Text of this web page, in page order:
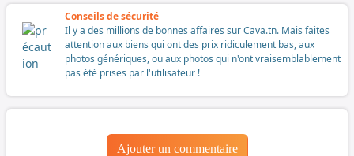
Conseils de sécurité
Il y a des millions de bonnes affaires sur Cava.tn. Mais faites
attention aux biens qui ont des prix ridiculement bas, aux
photos génériques, ou aux photos qui n'ont vraisemblablement
pas été prises par l'utilisateur !
Ajouter un commentaire